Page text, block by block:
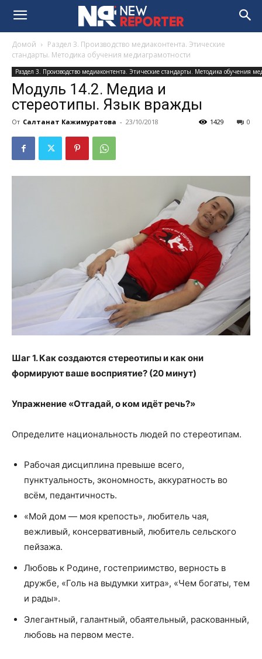
Домой
Раздел 3. Производство медиаконтента. Этические
стандарты. Методика обучения медиаграмотности
Раздел 3. Производство медиаконтента. Этические стандарты. Методика обучения
Модуль 14.2. Медиа и
стереотипы. Язык вражды
От Салтанат Кажимуратова - 23/10/2018 0
1429
Шаг 1. Как создаются стереотипы и как они
формируют ваше восприятие? (20 минут)
Упражнение «Отгадай, о ком идёт речь?»
Определите национальность людей по стереотипам.
Рабочая дисциплина превыше всего,
пунктуальность, экономность, аккуратность во
всём, педантичность.
«Мой дом — моя крепость», любитель чая,
вежливый, консервативный, любитель сельского
пейзажа.
Любовь к Родине, гостеприимство, верность в
дружбе, «Голь на выдумки хитра», «Чем богаты, тем
и рады».
Элегантный, галантный, обаятельный, раскованный,
любовь на первом месте.